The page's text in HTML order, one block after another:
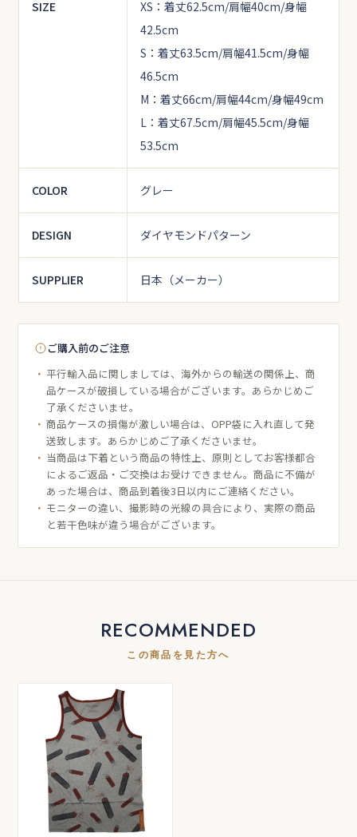
SIZE
XS：着丈62.5cm/肩幅40cm/身幅
42.5cm
S：着丈63.5cm/肩幅41.5cm/身幅
46.5cm
M：着丈66cm/肩幅44cm/身幅49cm
L：着丈67.5cm/肩幅45.5cm/身幅
53.5cm
COLOR グレー
DESIGN ダイヤモンドパターン
SUPPLIER 日本（メーカー）
ご購入前のご注意
平行輸入品に関しましては、海外からの輸送の関係上、商
品ケースが破損している場合がございます。あらかじめご
了承くださいませ。
商品ケースの損傷が激しい場合は、OPP袋に入れ直して発
送致します。あらかじめご了承くださいませ。
当商品は下着という商品の特性上、原則としてお客様都合
によるご返品・ご交換はお受けできません。商品に不備が
あった場合は、商品到着後3日以内にご連絡ください。
モニターの違い、撮影時の光線の具合により、実際の商品
と若干色味が違う場合がございます。
RECOMMENDED
この商品を見た方へ